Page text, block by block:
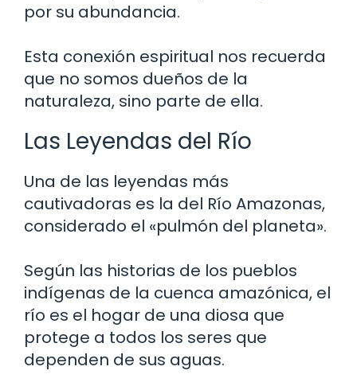
por su abundancia.
Esta conexión espiritual nos recuerda
que no somos dueños de la
naturaleza, sino parte de ella.
Las Leyendas del Río
Una de las leyendas más
cautivadoras es la del Río Amazonas,
considerado el «pulmón del planeta».
Según las historias de los pueblos
indígenas de la cuenca amazónica, el
río es el hogar de una diosa que
protege a todos los seres que
dependen de sus aguas.